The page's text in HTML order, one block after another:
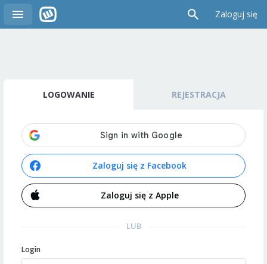
Zaloguj się
LOGOWANIE REJESTRACJA
Zaloguj się z Facebook
Zaloguj się z Apple
LUB
Login